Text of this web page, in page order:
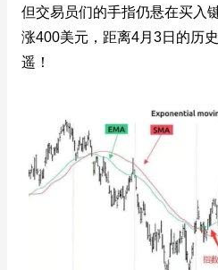
但交易员们的手指仍悬在买入
涨400美元，距离4月3日的历
遥！